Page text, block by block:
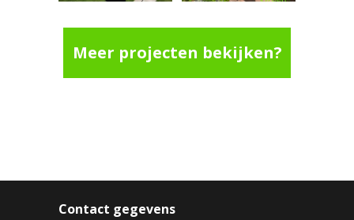
Meer projecten bekijken?
Contact gegevens